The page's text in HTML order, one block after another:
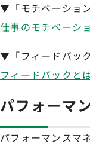
▼「モチベーショ
仕事のモチベーシ
▼「フィードバッ
フィードバックと
パフォーマ
パフォーマンスマ